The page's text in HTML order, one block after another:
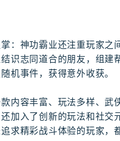
：神功霸业还注重玩家
识志同道合的朋友，组
机事件，获得意外收获。
内容丰富、玩法多样、
加入了创新的玩法和社
求精彩战斗体验的玩家，